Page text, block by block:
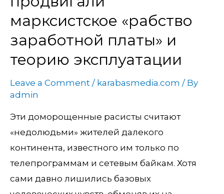
марксистское «рабство
заработной платы» и
теорию эксплуатации
Leave a Comment / karabasmedia.com / By
admin
Эти доморощенные расисты считают
«недолюдьми» жителей далекого
континента, известного им только по
телепрограммам и сетевым байкам. Хотя
сами давно лишились базовых
продвигали
марксистское
«рабство
заработной
платы»
и
эксплуатации